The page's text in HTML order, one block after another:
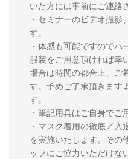
いた方には事前にご連絡
・セミナーのビデオ撮影
す。
・体感も可能ですので
服装をご用意頂ければ幸
場合は時間の都合上、ご
す。予めご了承頂きます
す。
・筆記用具はご自身でご
・マスク着用の徹底／
を実施いたします。その
ッフにご協力いただけな